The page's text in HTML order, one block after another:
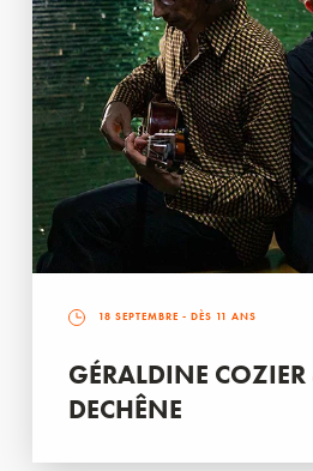
18 SEPTEMBRE - DÈS 11 ANS
GÉRALDINE
DECHÊNE